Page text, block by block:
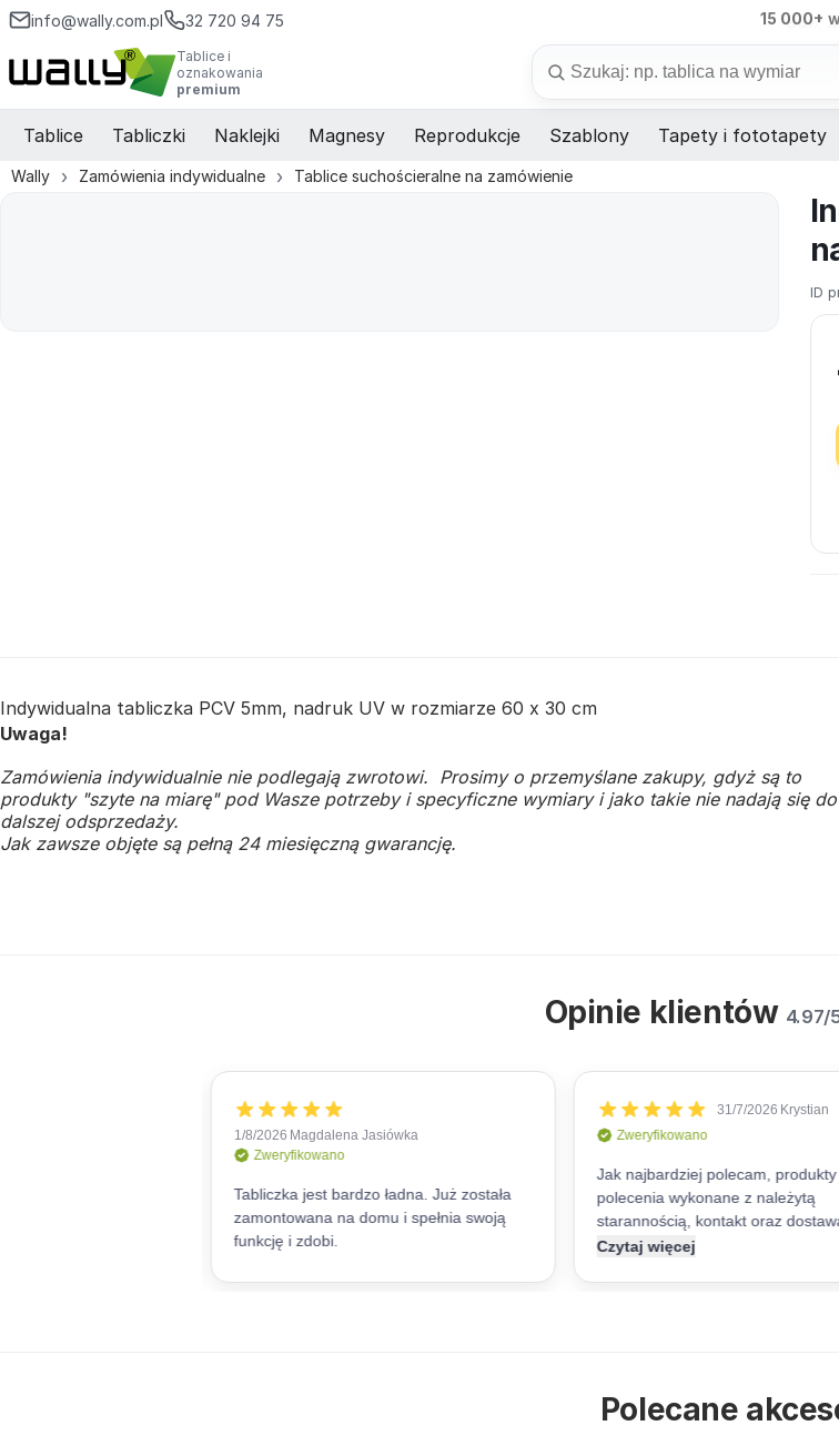
info@wally.com.pl 32 720 94 75 98%
Tablice i
oznakowania
premium
Tablice Tabliczki Naklejki Magnesy Reprodukcje Szablony Tapety i fototapety
Wally Zamówienia indywidualne Tablice suchościeralne na zamówienie
ID
Indywidualna tabliczka PCV 5mm, nadruk UV w rozmiarze 60 x 30 cm
Uwaga!
Zamówienia indywidualnie nie podlegają zwrotowi. Prosimy o przemyślane zakupy, gdyż są to
produkty "szyte na miarę" pod Wasze potrzeby i specyficzne wymiary i jako takie nie nadają się do
dalszej odsprzedaży.
Jak zawsze objęte są pełną 24 miesięczną gwarancję.
Opinie klientów 4.97/
Polecane